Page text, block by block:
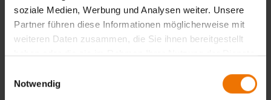
soziale Medien, Werbung und Analysen weiter. Unsere
Partner führen diese Informationen möglicherweise mit
weiteren Daten zusammen, die Sie ihnen bereitgestellt
haben oder die sie im Rahmen Ihrer Nutzung der Dienste
Notwendig
1
Termine & Anmeldung